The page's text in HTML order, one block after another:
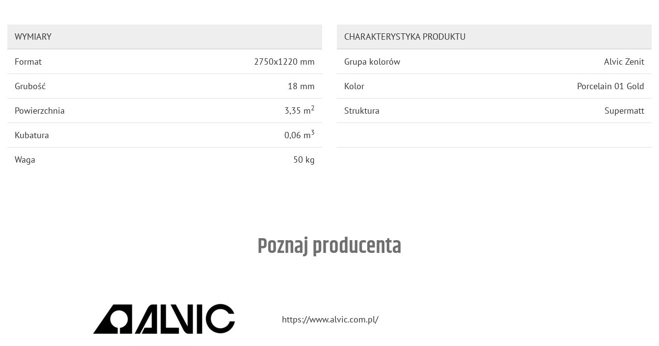
WYMIARY
Format 2750x1220 mm
Grubość 18 mm
Powierzchnia 3,35 m2
Kubatura 0,06 m3
Waga 50 kg
CHARAKTERYSTYKA PRODUKTU
Grupa kolorów Alvic Zenit
Kolor Porcelain 01 Gold
Struktura Supermatt
Poznaj producenta
https://​www.​alvic.​com.​pl/